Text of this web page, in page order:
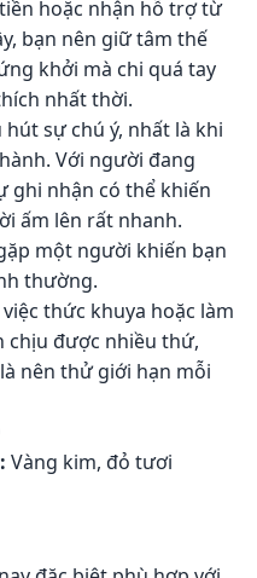
hoặc nhận hỗ trợ từ
bạn nên giữ tâm thế
khởi mà chi quá tay
nhất thời.
hút sự chú ý, nhất là khi
Với người đang
ghi nhận có thể khiến
ấm lên rất nhanh.
một người khiến bạn
thường.
thức khuya hoặc làm
chịu được nhiều thứ,
nên thử giới hạn mỗi
Vàng kim, đỏ tươi